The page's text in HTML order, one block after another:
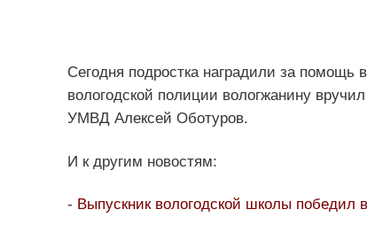
Сегодня подростка наградили за помощь
вологодской полиции вологжанину
УМВД Алексей Оботуров.
И к другим новостям:
- Выпускник вологодской школы